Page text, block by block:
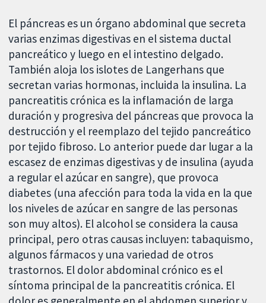
El páncreas es un órgano abdominal que secreta
varias enzimas digestivas en el sistema ductal
pancreático y luego en el intestino delgado.
También aloja los islotes de Langerhans que
secretan varias hormonas, incluida la insulina. La
pancreatitis crónica es la inflamación de larga
duración y progresiva del páncreas que provoca la
destrucción y el reemplazo del tejido pancreático
por tejido fibroso. Lo anterior puede dar lugar a la
escasez de enzimas digestivas y de insulina (ayuda
a regular el azúcar en sangre), que provoca
diabetes (una afección para toda la vida en la que
los niveles de azúcar en sangre de las personas
son muy altos). El alcohol se considera la causa
principal, pero otras causas incluyen: tabaquismo,
algunos fármacos y una variedad de otros
trastornos. El dolor abdominal crónico es el
síntoma principal de la pancreatitis crónica. El